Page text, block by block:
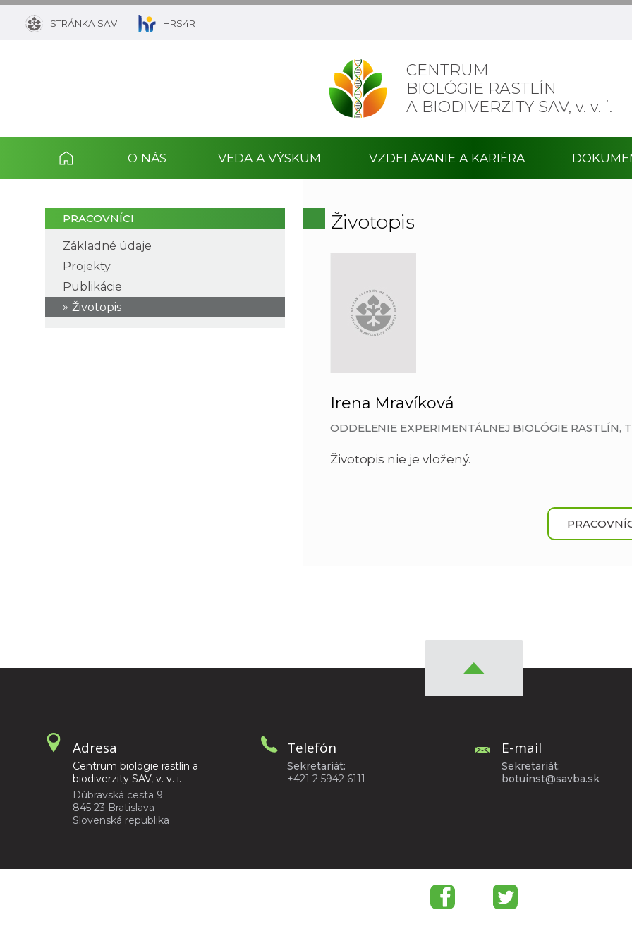
CENTRUM
BIOLÓGIE RASTLÍN
A BIODIVERZITY SAV, v. v. i.
STRÁNKA SAV HRS4R
O NÁS VEDA A VÝSKUM VZDELÁVANIE A KARIÉRA
PRACOVNÍCI
Základné údaje
Projekty
Publikácie
Životopis
Životopis
Irena Mravíková
ODDELENIE EXPERIMENTÁLNEJ BIOLÓGIE RASTLÍN,
Životopis nie je vložený.
Adresa
Centrum biológie rastlín a
biodiverzity SAV, v. v. i.
Dúbravská cesta 9
845 23 Bratislava
Slovenská republika
Telefón
Sekretariát:
+421 2 5942 6111
E-mail
Sekretariát:
botuinst@savba.sk